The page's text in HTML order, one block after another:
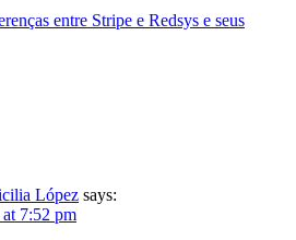
entre Stripe e Redsys e seus
López says:
7:52 pm